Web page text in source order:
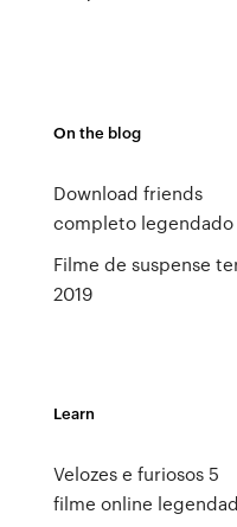
On the blog
Download friends
completo legendado
Filme de suspense
2019
Learn
Velozes e furiosos 5
filme online